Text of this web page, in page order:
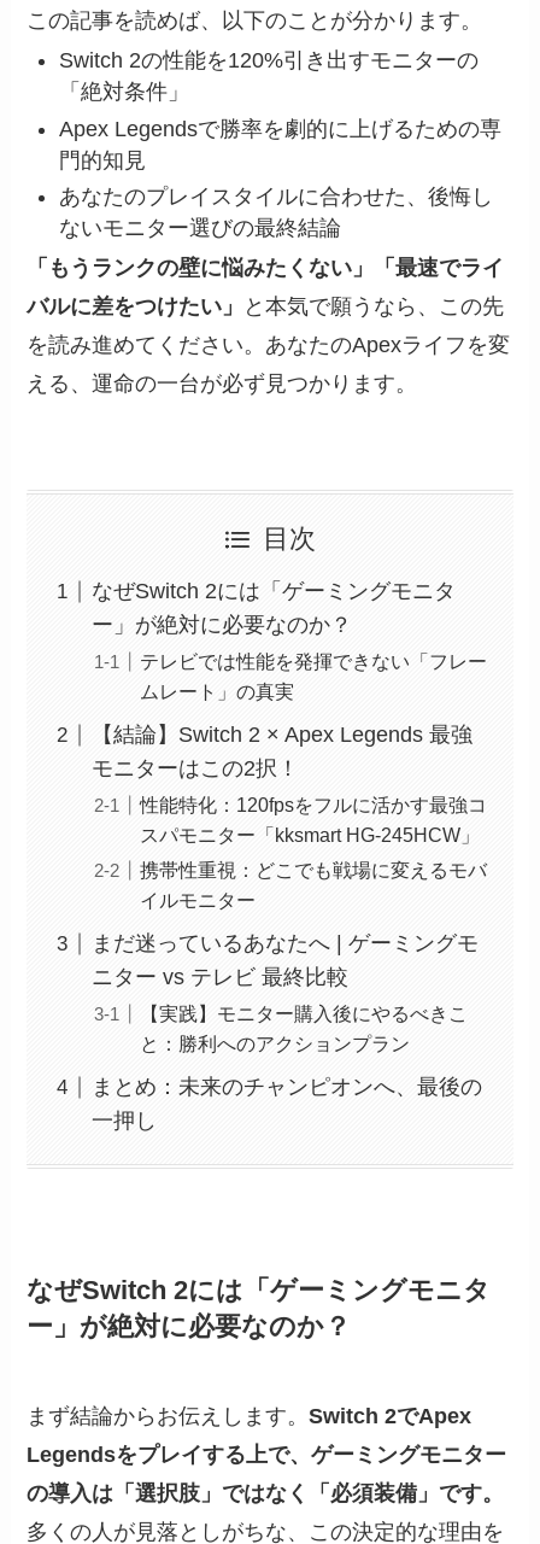
この記事を読めば、以下のことが分かります。
Switch 2の性能を120%引き出すモニターの
「絶対条件」
Apex Legendsで勝率を劇的に上げるための専
門的知見
あなたのプレイスタイルに合わせた、後悔し
ないモニター選びの最終結論
「もうランクの壁に悩みたくない」「最速でライ
バルに差をつけたい」
と本気で願うなら、この先
を読み進めてください。あなたのApexライフを変
える、運命の一台が必ず見つかります。
目次
なぜSwitch 2には「ゲーミングモニタ
ー」が絶対に必要なのか？
テレビでは性能を発揮できない「フレー
ムレート」の真実
【結論】Switch 2 × Apex Legends 最強
モニターはこの2択！
性能特化：120fpsをフルに活かす最強コ
スパモニター「kksmart HG-245HCW」
携帯性重視：どこでも戦場に変えるモバ
イルモニター
まだ迷っているあなたへ | ゲーミングモ
ニター vs テレビ 最終比較
【実践】モニター購入後にやるべきこ
と：勝利へのアクションプラン
まとめ：未来のチャンピオンへ、最後の
一押し
なぜSwitch 2には「ゲーミングモニタ
ー」が絶対に必要なのか？
まず結論からお伝えします。Switch 2でApex
Legendsをプレイする上で、ゲーミングモニター
の導入は「選択肢」ではなく「必須装備」です。
多くの人が見落としがちな、この決定的な理由を